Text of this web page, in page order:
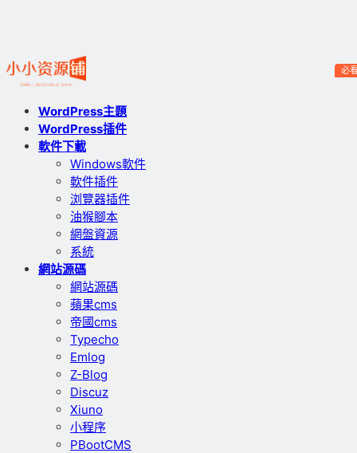
WordPress主題
WordPress插件
軟件下載
Windows軟件
軟件插件
浏覽器插件
油猴腳本
網盤資源
系統
網站源碼
網站源碼
蘋果cms
帝國cms
Typecho
Emlog
Z-Blog
Discuz
Xiuno
小程序
PBootCMS
必